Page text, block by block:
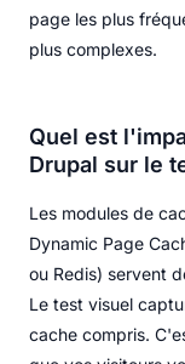
page les plus
plus complexes.
Quel est
Drupal sur le
Les modules de
Dynamic Page
ou Redis) servent
Le test visuel
cache compris.